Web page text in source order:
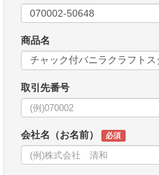
商品名
取引先番号
会社名（お名前） 必須